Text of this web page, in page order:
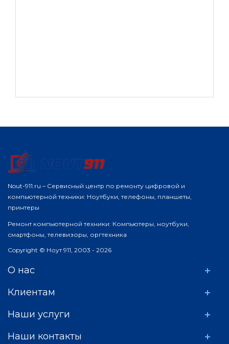
Nout-911.ru – Сервисный центр по ремонту цифровой и
компьютерной техники: Ноутбуки, телефоны, планшеты,
принтеры
Ремонт компьютерной техники: Компьютеры, ноутбуки,
смартфоны, телевизоры, оргтехника
Copyright © Ноут 911, 2003 - 2026
О нас
Клиентам
Наши услуги
Наши контакты